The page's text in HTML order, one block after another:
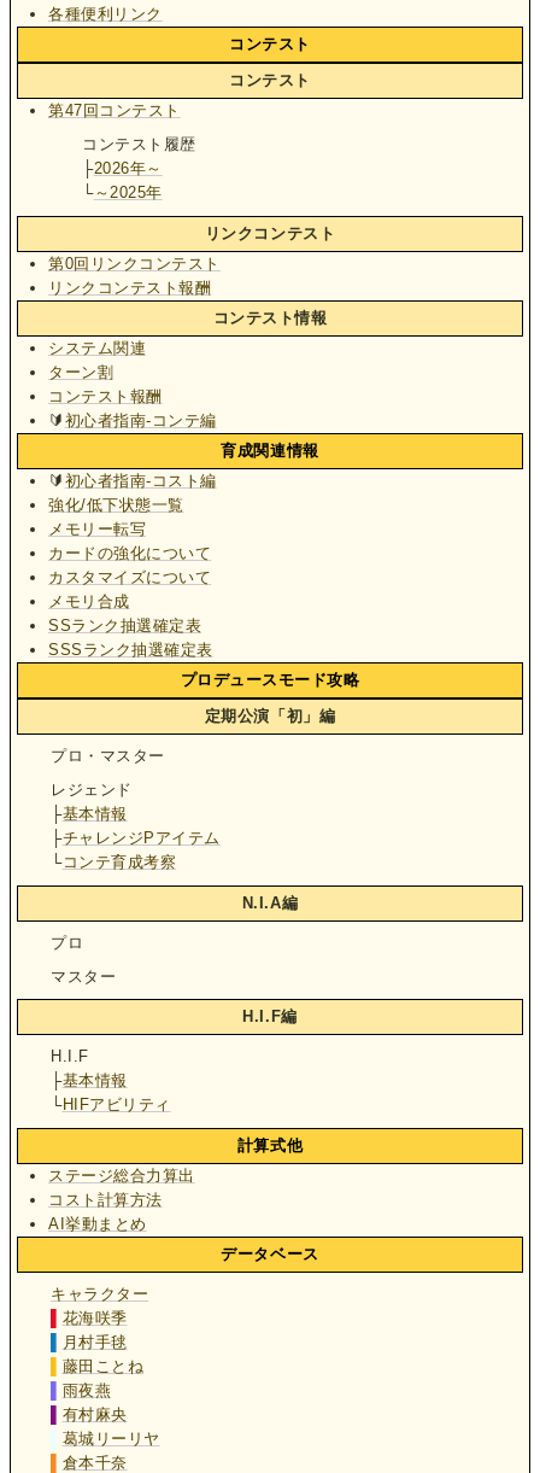
各種便利リンク
コンテスト
コンテスト
第47回コンテスト
コンテスト履歴
├2026年～
└～2025年
リンクコンテスト
第0回リンクコンテスト
リンクコンテスト報酬
コンテスト情報
システム関連
ターン割
コンテスト報酬
🔰 初心者指南-コンテ編
育成関連情報
🔰 初心者指南-コスト編
強化/低下状態一覧
メモリー転写
カードの強化について
カスタマイズについて
メモリ合成
SSランク抽選確定表
SSSランク抽選確定表
プロデュースモード攻略
定期公演「初」編
プロ・マスター
レジェンド
├基本情報
├チャレンジPアイテム
└コンテ育成考察
N.I.A編
プロ
マスター
H.I.F編
H.I.F
├基本情報
└HIFアビリティ
計算式他
ステージ総合力算出
コスト計算方法
AI挙動まとめ
データベース
キャラクター
花海咲季
月村手毬
藤田ことね
雨夜燕
有村麻央
葛城リーリヤ
倉本千奈